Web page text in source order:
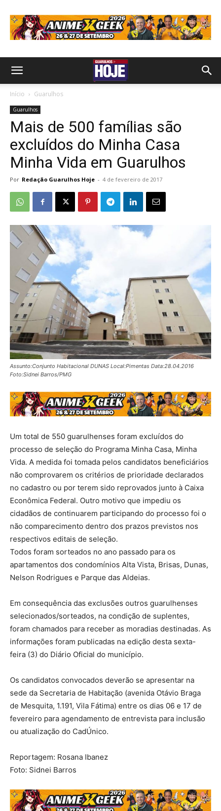
Início Guarulhos
Guarulhos
Mais de 500 famílias são
excluídos do Minha Casa
Minha Vida em Guarulhos
Por Redação Guarulhos Hoje - 4 de fevereiro de 2017
Assunto:Conjunto Habitacional DUNAS Local:Pimentas Data:28.04.2016
Foto:Sidnei Barros/PMG
Um total de 550 guarulhenses foram excluídos do
processo de seleção do Programa Minha Casa, Minha
Vida. A medida foi tomada pelos candidatos beneficiários
não comprovarem os critérios de prioridade declarados
no cadastro ou por terem sido reprovados junto à Caixa
Econômica Federal. Outro motivo que impediu os
cidadãos de continuarem participando do processo foi o
não comparecimento dentro dos prazos previstos nos
respectivos editais de seleção.
Todos foram sorteados no ano passado para os
apartamentos dos condomínios Alta Vista, Brisas, Dunas,
Nelson Rodrigues e Parque das Aldeias.
Em consequência das exclusões outros guarulhenses
selecionados/sorteados, na condição de suplentes,
foram chamados para receber as moradias destinadas. As
informações foram publicadas na edição desta sexta-
feira (3) do Diário Oficial do município.
Os candidatos convocados deverão se apresentar na
sede da Secretaria de Habitação (avenida Otávio Braga
de Mesquita, 1.191, Vila Fátima) entre os dias 06 e 17 de
fevereiro para agendamento de entrevista para inclusão
ou atualização do CadÚnico.
Reportagem: Rosana Ibanez
Foto: Sidnei Barros